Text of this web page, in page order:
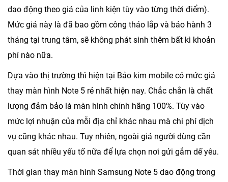
dao động theo giá của linh kiện tùy vào từng thời điểm).
Mức giá này là đã bao gồm công tháo lắp và bảo hành 3
tháng tại trung tâm, sẽ không phát sinh thêm bất kì khoản
phí nào nữa.
Dựa vào thị trường thì hiện tại Bảo kim mobile có mức giá
thay màn hình Note 5 rẻ nhất hiện nay. Chắc chắn là chất
lượng đảm bảo là màn hình chính hãng 100%. Tùy vào
mức lợi nhuận của mỗi địa chỉ khác nhau mà chi phí dịch
vụ cũng khác nhau. Tuy nhiên, ngoài giá người dùng cần
quan sát nhiều yếu tố nữa để lựa chọn nơi gửi gắm dế yêu.
Thời gian thay màn hình Samsung Note 5 dao động trong